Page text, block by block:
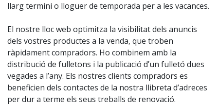
llarg termini o lloguer de temporada per a les vacances.
El nostre lloc web optimitza la visibilitat dels anuncis
dels vostres productes a la venda, que troben
ràpidament compradors. Ho combinem amb la
distribució de fulletons i la publicació d’un fulletó dues
vegades a l’any. Els nostres clients compradors es
beneficien dels contactes de la nostra llibreta d’adreces
per dur a terme els seus treballs de renovació.